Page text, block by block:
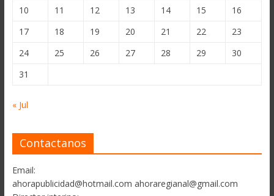
10
11 12 13 14 15
16
17
18 19 20 21 22
23
24
25 26 27 28 29
30
31
« Jul
Contactanos
Email:
ahorapublicidad@hotmail.com ahoraregianal@gmail.com